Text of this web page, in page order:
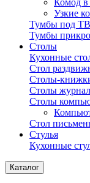
Комод
Узкие
Тумбы под ТВ
Тумбы
Столы
Кухонные
Стол
Столы-
Столы
Столы
Стол
Стулья
Кухонные
Каталог